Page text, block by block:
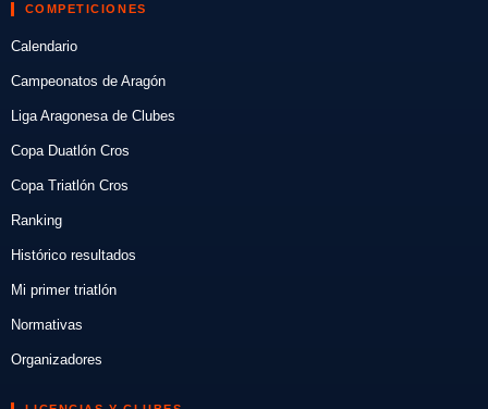
COMPETICIONES
Calendario
Campeonatos de Aragón
Liga Aragonesa de Clubes
Copa Duatlón Cros
Copa Triatlón Cros
Ranking
Histórico resultados
Mi primer triatlón
Normativas
Organizadores